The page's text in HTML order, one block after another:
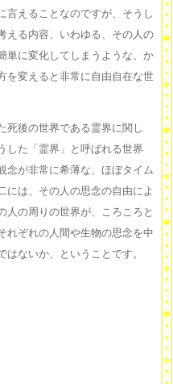
言えることなのですが、そうし
える内容、いわゆる、その人の
単に変化してしまうような、か
を変えると非常に自由自在な世
後の世界である霊界に関し
した「霊界」と呼ばれる世界
念が非常に希薄な、ほぼタイム
には、その人の思念の自由によ
人の周りの世界が、ころころと
れぞれの人間や生物の思念を中
ないか、ということです。